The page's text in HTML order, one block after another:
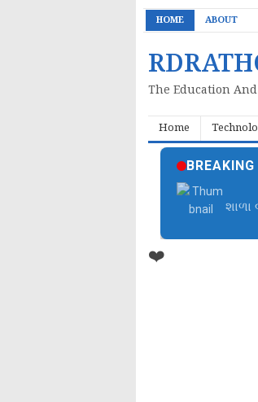
HOME ABOUT
The Education
Home
BREAKING
❤️